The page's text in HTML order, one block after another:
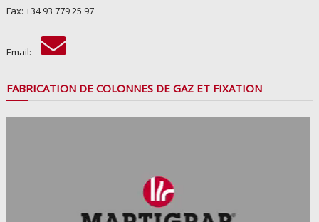
Fax: +34 93 779 25 97
Email:
FABRICATION DE COLONNES DE GAZ ET FIXATION